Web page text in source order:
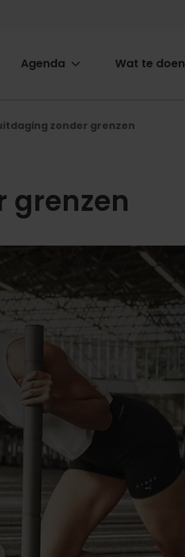
Agenda Wat te doen
zonder grenzen
grenzen